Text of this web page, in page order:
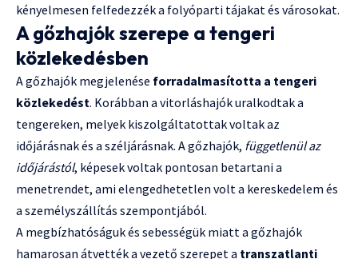
kényelmesen felfedezzék a folyóparti tájakat és városokat.
A gőzhajók szerepe a tengeri
közlekedésben
A gőzhajók megjelenése forradalmasította a tengeri
közlekedést. Korábban a vitorláshajók uralkodtak a
tengereken, melyek kiszolgáltatottak voltak az
időjárásnak és a széljárásnak. A gőzhajók, függetlenül az
időjárástól, képesek voltak pontosan betartani a
menetrendet, ami elengedhetetlen volt a kereskedelem és
a személyszállítás szempontjából.
A megbízhatóságuk és sebességük miatt a gőzhajók
hamarosan átvették a vezető szerepet a transzatlanti